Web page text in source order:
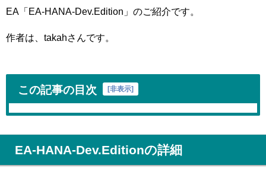
EA「EA-HANA-Dev.Edition」のご紹介です。
作者は、takahさんです。
この記事の目次 [非表示]
EA-HANA-Dev.Editionの詳細